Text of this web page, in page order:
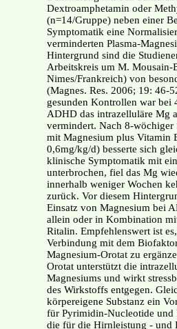
Dextroamphetamin oder
(n=14/Gruppe) neben einer
Symptomatik eine
verminderten Plasma-
Hintergrund sind die
Arbeitskreis um M. Mousain-
Nimes/Frankreich) von
(Magnes. Res. 2006; 19: 46-
gesunden Kontrollen war bei
ADHD das intrazelluläre Mg
vermindert. Nach 8-wöchiger
mit Magnesium plus Vitamin
0,6mg/kg/d) besserte sich
klinische Symptomatik mit
unterbrochen, fiel das Mg
innerhalb weniger Wochen
zurück. Vor diesem
Einsatz von Magnesium bei
allein oder in Kombination
Ritalin. Empfehlenswert ist
Verbindung mit dem
Magnesium-Orotat zu
Orotat unterstützt die
Magnesiums und wirkt
des Wirkstoffs entgegen.
körpereigene Substanz ein
für Pyrimidin-Nucleotide und
die für die Hirnleistung - und